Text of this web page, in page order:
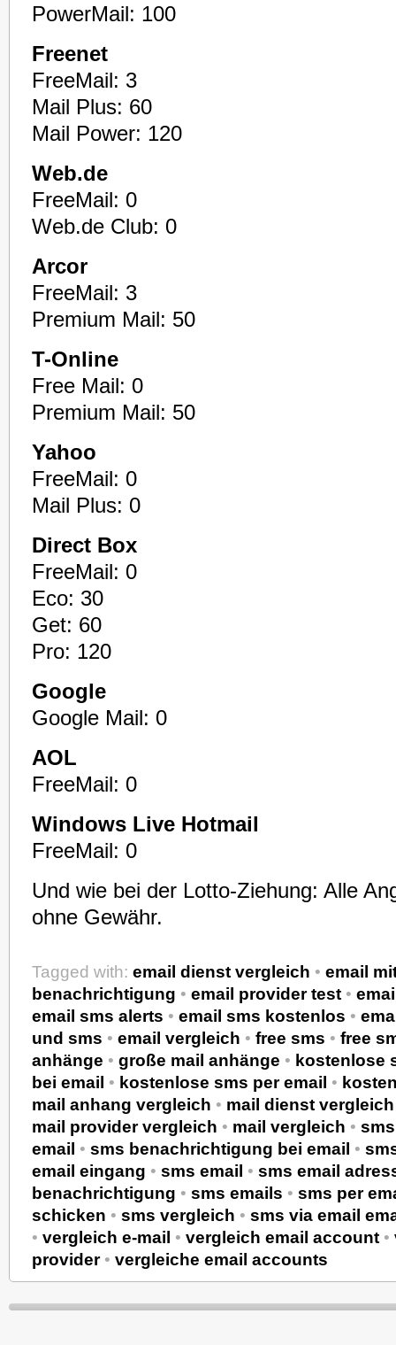
PowerMail: 100
Freenet
FreeMail: 3
Mail Plus: 60
Mail Power: 120
Web.de
FreeMail: 0
Web.de Club: 0
Arcor
FreeMail: 3
Premium Mail: 50
T-Online
Free Mail: 0
Premium Mail: 50
Yahoo
FreeMail: 0
Mail Plus: 0
Direct Box
FreeMail: 0
Eco: 30
Get: 60
Pro: 120
Google
Google Mail: 0
AOL
FreeMail: 0
Windows Live Hotmail
FreeMail: 0
Und wie bei der Lotto-Ziehung: Alle
ohne Gewähr.
Tagged with: email dienst vergleich • email
benachrichtigung • email provider test •
email sms alerts • email sms kostenlos •
und sms • email vergleich • free sms • free
anhänge • große mail anhänge • kostenlose
bei email • kostenlose sms per email •
mail anhang vergleich • mail dienst vergleich
mail provider vergleich • mail vergleich •
email • sms benachrichtigung bei email •
email eingang • sms email • sms email
benachrichtigung • sms emails • sms per
schicken • sms vergleich • sms via email
• vergleich e-mail • vergleich email account •
provider• vergleiche email accounts